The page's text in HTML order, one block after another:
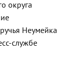
округа
Неумейка
службе